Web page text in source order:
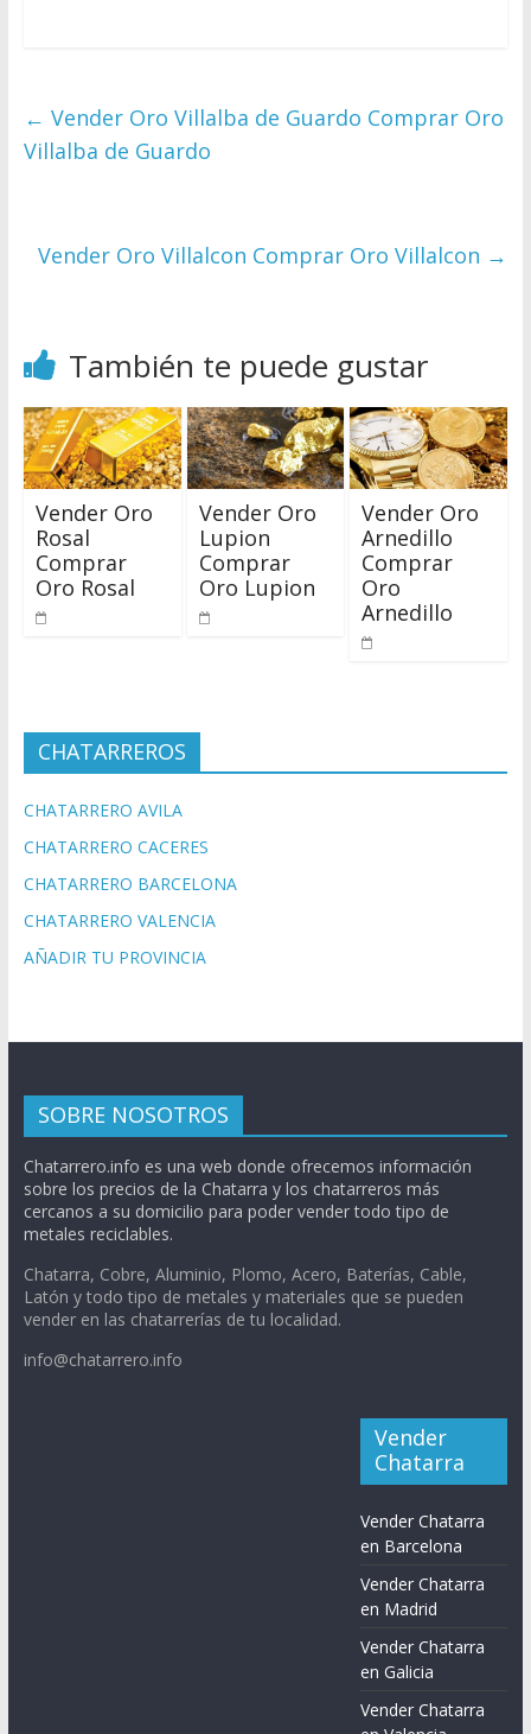
← Vender Oro Villalba de Guardo Comprar Oro
Villalba de Guardo
Vender Oro Villalcon Comprar Oro Villalcon →
También te puede gustar
Vender Oro
Rosal
Comprar
Oro Rosal
Vender Oro
Lupion
Comprar
Oro Lupion
Vender Oro
Arnedillo
Comprar
Oro
Arnedillo
CHATARREROS
CHATARRERO AVILA
CHATARRERO CACERES
CHATARRERO BARCELONA
CHATARRERO VALENCIA
AÑADIR TU PROVINCIA
SOBRE NOSOTROS
Chatarrero.info es una web donde ofrecemos información
sobre los precios de la Chatarra y los chatarreros más
cercanos a su domicilio para poder vender todo tipo de
metales reciclables.
Chatarra, Cobre, Aluminio, Plomo, Acero, Baterías, Cable,
Latón y todo tipo de metales y materiales que se pueden
vender en las chatarrerías de tu localidad.
info@chatarrero.info
Vender
Chatarra
Vender Chatarra
en Barcelona
Vender Chatarra
en Madrid
Vender Chatarra
en Galicia
Vender Chatarra